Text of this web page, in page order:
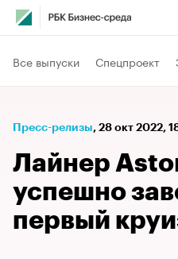
Все выпуски Спецпроект
Пресс-релизы⁠, 28 окт 2022,
Лайнер
успешно
первый